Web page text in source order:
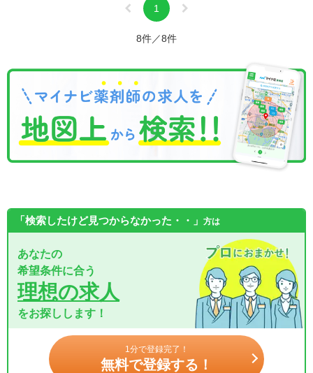
1
8件／8件
「検索したけど見つからなかった・・」 方は
あなたの
希望条件に合う
理想の求人
をお探しします！
1分で登録完了！
無料で登録する！